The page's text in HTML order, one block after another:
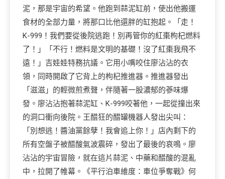
泥，那是宇宙的希望。他跑到蒜泥缸前，使出他搬運
食材的全部力量，將那口比他還胖的缸抱起。「走！
K-999！我們要從後院逃跑！別再管你的紅棗枸杞燃料
了！」「不行！燃料是文明的基礎！沒了紅棗我飛不
遠！」吉娃娃特務抗議。它用小嘴咬住廖沾沾的衣
領，同時開啟了它背上的枸杞推進器。推進器發出
「滋滋」的輕微煎煮聲，伴隨著一股濃郁的蔘味爆
發。廖沾沾抱著蒜泥缸、K-999咬著他，一起從撞出來
的洞口衝向後院。王醋狂的醋罐機器人發出尖叫：
「別想逃！醬油黨餘孽！我會追上你！」店內剩下的
所有空盤子被醋酸氣波震碎，發出了最後的哀鳴。廖
沾沾的宇宙冒險，就在這片蒜泥、中藥和醋酸的混亂
中，拉開了帷幕。《平行泊車維度：車位爭奪戰》何